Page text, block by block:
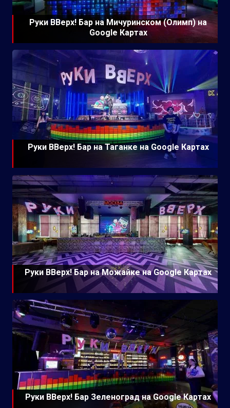
Руки ВВерх! Бар на Мичуринском (Олимп) на
Google Картах
Руки ВВерх! Бар на Таганке на Google Картах
Руки ВВерх! Бар на Можайке на Google Картах
Руки ВВерх! Бар Зеленоград на Google Картах